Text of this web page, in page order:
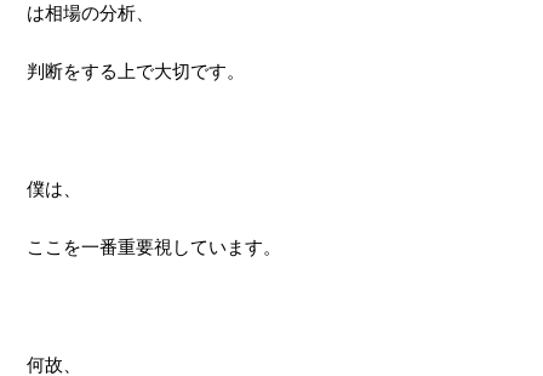
は相場の分析、
判断をする上で大切です。
僕は、
ここを一番重要視しています。
何故、